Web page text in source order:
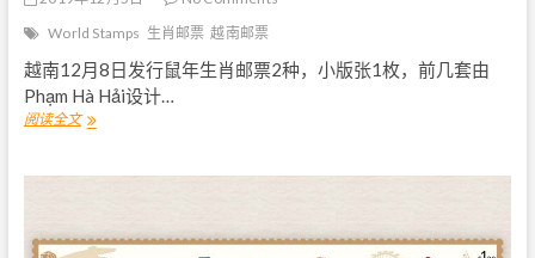
World Stamps 生肖邮票 越南邮票
越南12月8日发行鼠年生肖邮票2种，小版张1枚，前几套由
Phạm Hà Hải设计…
阅读全文越
日